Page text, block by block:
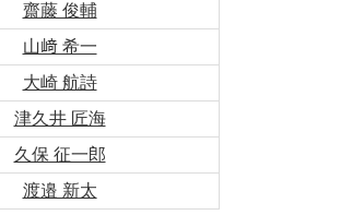
齋藤 俊輔
山﨑 希一
大崎 航詩
津久井 匠海
久保 征一郎
渡邉 新太